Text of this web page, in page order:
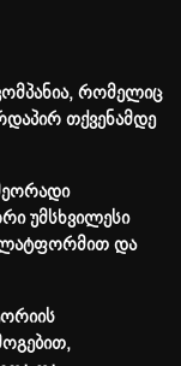
რომელიც
თქვენამდე
უმსხვილესი
და